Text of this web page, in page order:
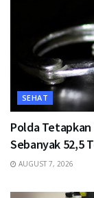
SEHAT
Polda
Sebanyak 52,5
AUGUST 7, 2026